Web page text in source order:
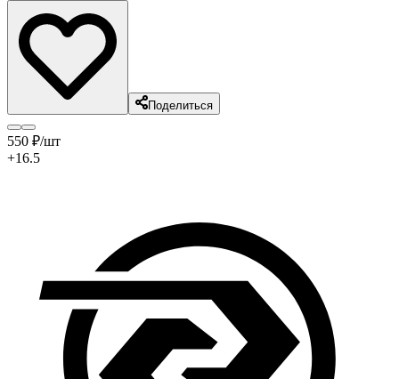
Поделиться
550 ₽/шт
+16.5